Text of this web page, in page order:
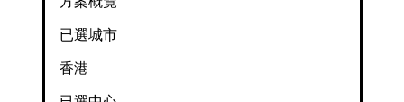
已選城市
香港